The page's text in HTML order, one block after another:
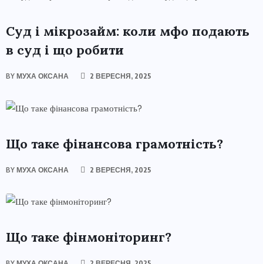
Суд і мікрозайм: коли мфо подають
в суд і що робити
BY МУХА ОКСАНА 2 ВЕРЕСНЯ, 2025
Що таке фінансова грамотність?
BY МУХА ОКСАНА 2 ВЕРЕСНЯ, 2025
Що таке фінмоніторинг?